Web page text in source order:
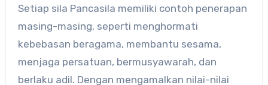
Setiap sila Pancasila memiliki contoh penerapan
masing-masing, seperti menghormati
kebebasan beragama, membantu sesama,
menjaga persatuan, bermusyawarah, dan
berlaku adil. Dengan mengamalkan nilai-nilai